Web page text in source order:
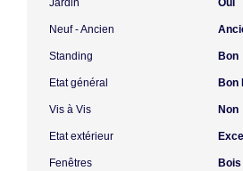
Neuf - Ancien
Standing Bon
Etat général Bon
Vis à Vis Non
Etat extérieur
Fenêtres Bois